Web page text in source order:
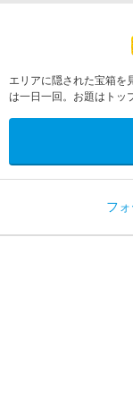
エリアに隠された宝箱を
は一日一回。お題はトッ
フ